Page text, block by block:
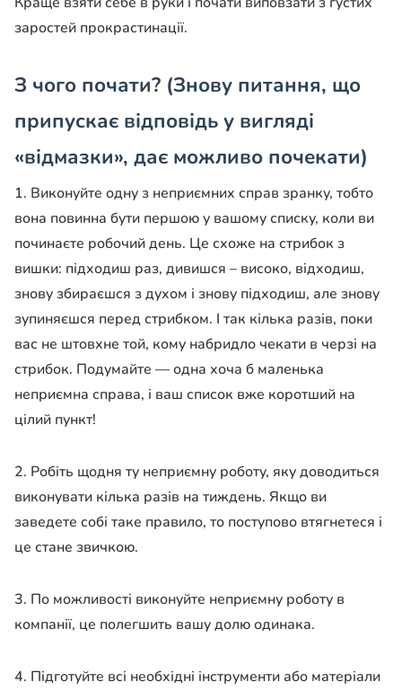
заростей прокрастинації.
З чого почати? (Знову питання, що
припускає відповідь у вигляді
«відмазки», дає можливо почекати)
1. Виконуйте одну з неприємних справ зранку, тобто
вона повинна бути першою у вашому списку, коли ви
починаєте робочий день. Це схоже на стрибок з
вишки: підходиш раз, дивишся – високо, відходиш,
знову збираєшся з духом і знову підходиш, але знову
зупиняєшся перед стрибком. І так кілька разів, поки
вас не штовхне той, кому набридло чекати в черзі на
стрибок. Подумайте — одна хоча б маленька
неприємна справа, і ваш список вже коротший на
цілий пункт!
2. Робіть щодня ту неприємну роботу, яку доводиться
виконувати кілька разів на тиждень. Якщо ви
заведете собі таке правило, то поступово втягнетеся і
це стане звичкою.
3. По можливості виконуйте неприємну роботу в
компанії, це полегшить вашу долю одинака.
4. Підготуйте всі необхідні інструменти або матеріали